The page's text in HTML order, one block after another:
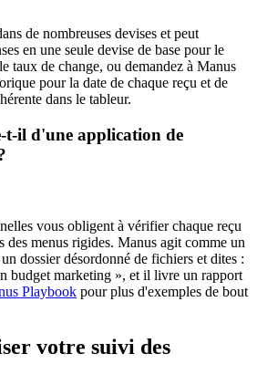
de nombreuses devises et peut
en une seule devise de base pour le
taux de change, ou demandez à Manus
pour la date de chaque reçu et de
dans le tableur.
t-il d'une application de
vous obligent à vérifier chaque reçu
des menus rigides. Manus agit comme un
dossier désordonné de fichiers et dites :
budget marketing », et il livre un rapport
Playbook pour plus d'exemples de bout
votre suivi des